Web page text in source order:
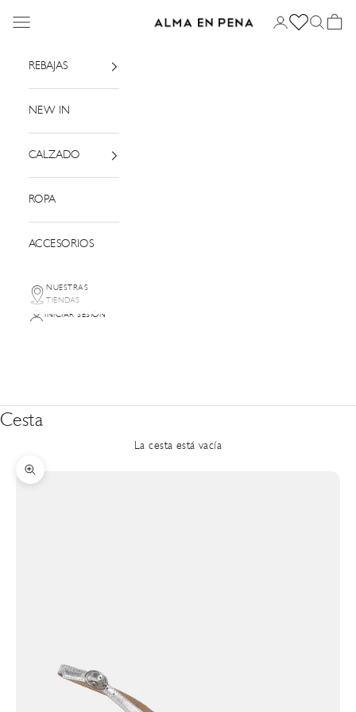
Alma en Pena
Menú Iniciar sesión
Buscar
Cesta
REBAJAS
NEW IN
CALZADO
ROPA
ACCESORIOS
NUESTRAS
TIENDAS
INICIAR SESIÓN
Cesta
La cesta está vacía
Zoom